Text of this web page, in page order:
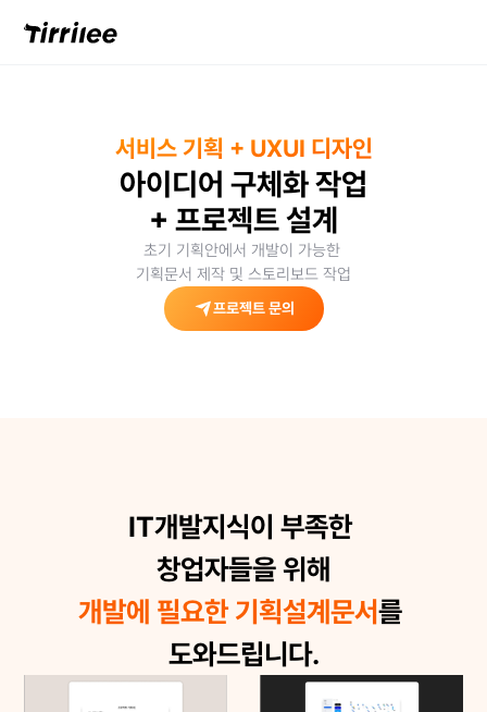
서비스 기획 + UXUI 디자인
아이디어 구체화 작업
+ 프로젝트 설계
초기 기획안에서 개발이 가능한
기획문서 제작 및 스토리보드 작업
프로젝트 문의
IT개발지식이 부족한
창업자들을 위해
개발에 필요한 기획설계문서를
도와드립니다.